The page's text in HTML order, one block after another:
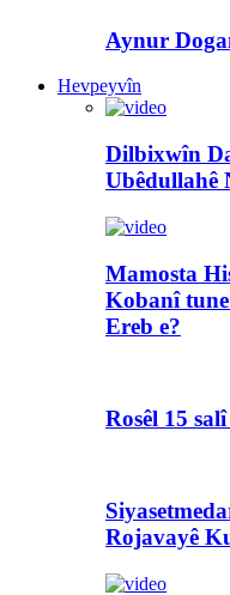
Aynur
Hevpeyvîn
Dilbixwîn
Ubêdullahê
Mamosta
Kobanî
Ereb e?
Rosêl 15
Rojavayê